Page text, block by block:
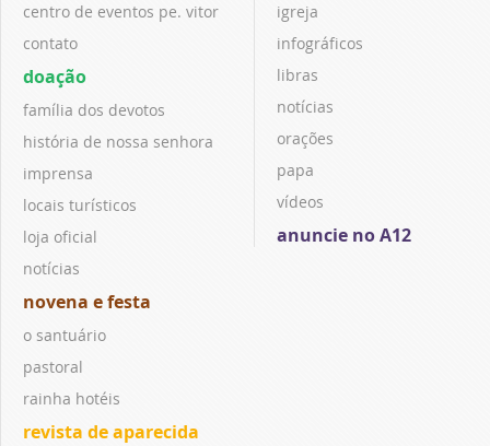
centro de eventos pe. vitor
contato
doação
família dos devotos
história de nossa senhora
imprensa
locais turísticos
loja oficial
notícias
novena e festa
o santuário
pastoral
rainha hotéis
revista de aparecida
igreja
infográficos
libras
notícias
orações
papa
vídeos
anuncie no A12